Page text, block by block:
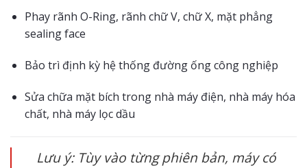
Phay rãnh O-Ring, rãnh chữ V, chữ X, mặt phẳng
sealing face
Bảo trì định kỳ hệ thống đường ống công nghiệp
Sửa chữa mặt bích trong nhà máy điện, nhà máy hóa
chất, nhà máy lọc dầu
Lưu ý: Tùy vào từng phiên bản, máy có